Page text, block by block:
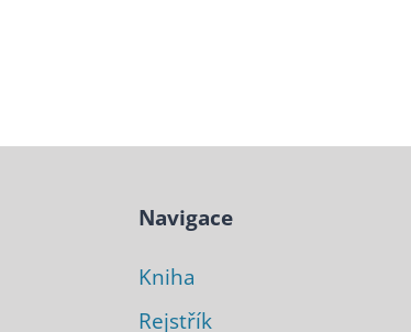
Navigace
Kniha
Rejstřík